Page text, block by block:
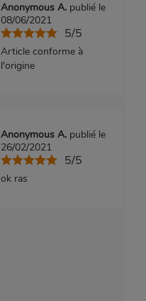
Anonymous A. publié le
08/06/2021
5/5
Article conforme à
l'origine
Anonymous A. publié le
26/02/2021
5/5
ok ras